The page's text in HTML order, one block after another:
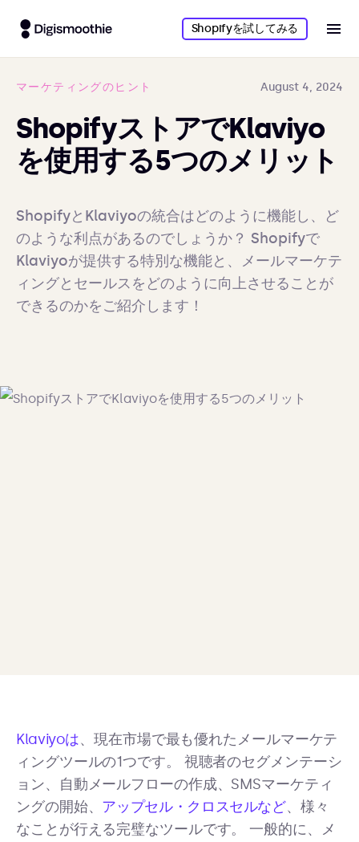
Shopifyを試してみる
マーケティングのヒント August 4, 2024
ShopifyストアでKlaviyo
を使用する5つのメリット
ShopifyとKlaviyoの統合はどのように機能し、ど
のような利点があるのでしょうか？ Shopifyで
Klaviyoが提供する特別な機能と、メールマーケテ
ィングとセールスをどのように向上させることが
できるのかをご紹介します！
Klaviyoは、現在市場で最も優れたメールマーケテ
ィングツールの1つです。 視聴者のセグメンテーシ
ョン、自動メールフローの作成、SMSマーケティ
ングの開始、 アップセル・クロスセルなど、様々
なことが行える完璧なツールです。 一般的に、メ